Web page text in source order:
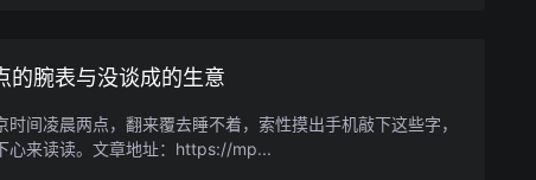
的腕表与没谈成的生意
时间凌晨两点，翻来覆去睡不着，索性摸出手机敲下这些字，
心来读读。文章地址：https://mp...